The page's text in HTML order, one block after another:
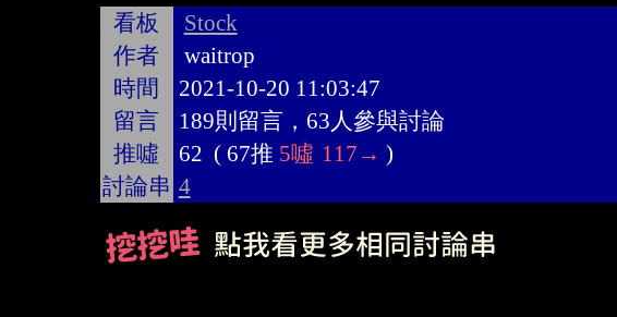
看板
Stock
作者
waitrop
時間
2021-10-20 11:03:47
留言
189則留言，63人參與討論
推噓
62 ( 67推 5噓 117→ )
討論串 4